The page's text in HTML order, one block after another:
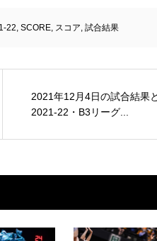
22, SCORE, スコア, 試合結果
2021年12月4日の試合結
2021-22・B3リーグ...